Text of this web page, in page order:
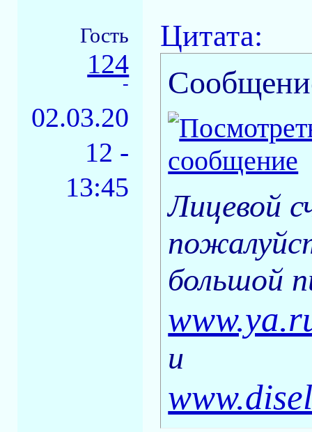
Гость
124
-
02.03.20
12 -
13:45
Цитата:
Лицевой
большой
и